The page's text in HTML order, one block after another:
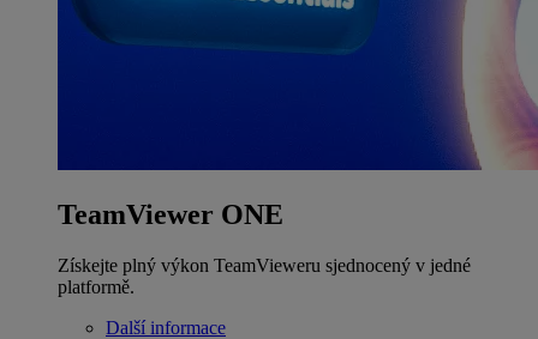
TeamViewer ONE
Získejte plný výkon TeamVieweru sjednocený v jedné
platformě.
Další informace